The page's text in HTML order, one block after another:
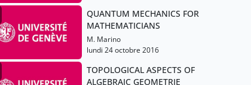
QUANTUM MECHANICS FOR
MATHEMATICIANS
M. Marino
lundi 24 octobre 2016
TOPOLOGICAL ASPECTS OF
ALGEBRAIC GEOMETRIE